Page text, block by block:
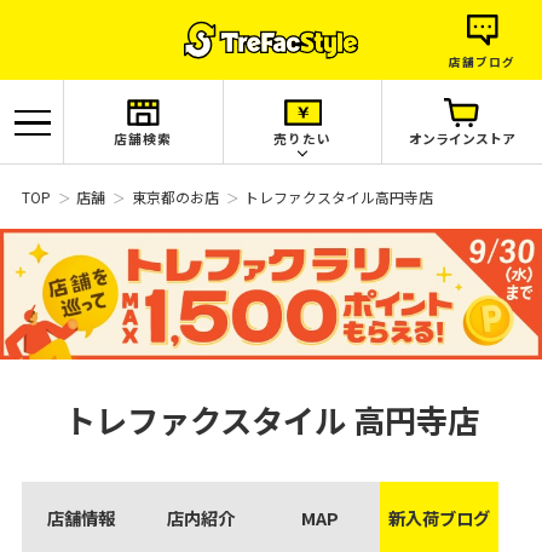
店舗ブログ
店舗検索 売りたい オンラインストア
TOP 店舗 東京都のお店 トレファクスタイル高円寺店
トレファクスタイル 高円寺店
店舗情報 店内紹介 MAP 新入荷ブログ